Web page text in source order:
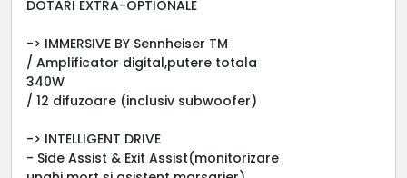
DOTARI EXTRA-OPTIONALE
-> IMMERSIVE BY Sennheiser TM
/ Amplificator digital,putere totala
340W
/ 12 difuzoare (inclusiv subwoofer)
-> INTELLIGENT DRIVE
- Side Assist & Exit Assist(monitorizare